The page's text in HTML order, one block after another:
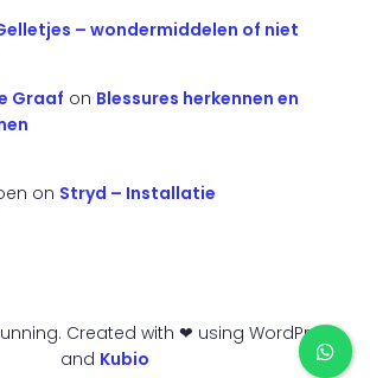
– wondermiddelen of niet
Graaf on Blessures herkennen en
on Stryd – Installatie
Created with ❤ using WordPress
and Kubio